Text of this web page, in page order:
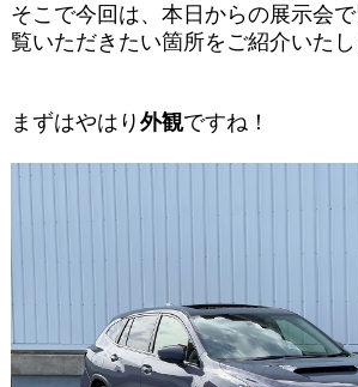
そこで今回は、本日からの展示会
覧いただきたい箇所をご紹介いたし
まずはやはり 外観ですね！